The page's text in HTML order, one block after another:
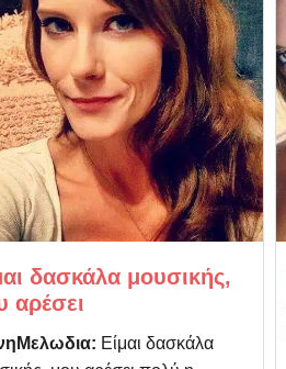
δασκάλα μουσικής,
αρέσει
Είμαι δασκάλα